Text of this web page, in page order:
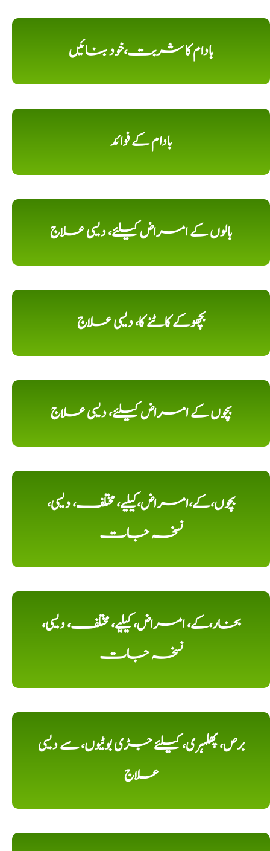
بادام کا شربت،خود بنائیں
بادام کے فوائد
بالوں کے امراض کیلئے، دیسی علاج
بچھوکے کاٹنے کا، دیسی علاج
بچوں کے امراض کیلئے، دیسی علاج
بچوں،کے،امراض،کیلیے، مختلف، دیسی،
نسخہ جات
بخار،کے، امراض، کیلیے، مختلف، دیسی،
نسخہ جات
برص، پھلہری، کیلئے جڑی بوٹیوں، سے دیسی
علاج